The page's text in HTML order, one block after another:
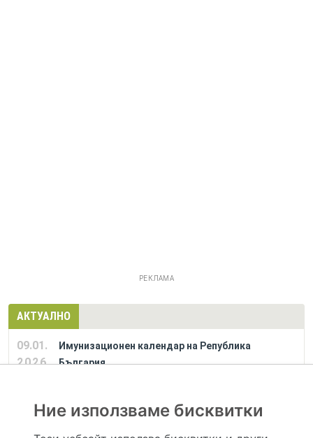
РЕКЛАМА
АКТУАЛНО
09.01.
2026
Имунизационен календар на Република
България
Ние използваме бисквитки